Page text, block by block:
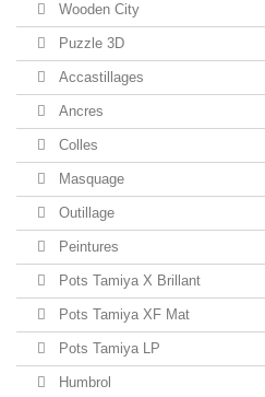
Wooden City
Puzzle 3D
Accastillages
Ancres
Colles
Masquage
Outillage
Peintures
Pots Tamiya X Brillant
Pots Tamiya XF Mat
Pots Tamiya LP
Humbrol